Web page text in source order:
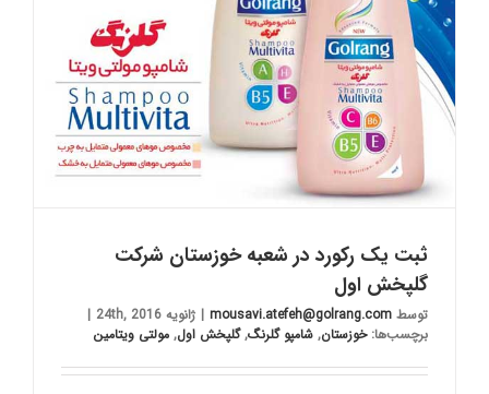
ثبت یک رکورد در شعبه خوزستان شرکت
گلپخش اول
توسط mousavi.atefeh@golrang.com
| ژانویه 24th, 2016
|
برچسب‌ها:خوزستان, شامپو گلرنگ,گلپخش اول, مولتی ویتامین